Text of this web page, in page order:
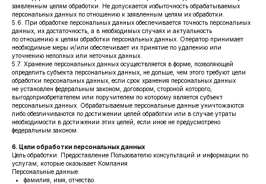
заявленным целям обработки. Не допускается избыточность обрабатываемых
персональных данных по отношению к заявленным целям их обработки.
5.6. При обработке персональных данных обеспечивается точность персональных
данных, их достаточность, а в необходимых случаях и актуальность
по отношению к целям обработки персональных данных. Оператор принимает
необходимые меры и/или обеспечивает их принятие по удалению или
уточнению неполных или неточных данных.
5.7. Хранение персональных данных осуществляется в форме, позволяющей
определить субъекта персональных данных, не дольше, чем этого требуют цели
обработки персональных данных, если срок хранения персональных данных
не установлен федеральным законом, договором, стороной которого,
выгодоприобретателем или поручителем по которому является субъект
персональных данных. Обрабатываемые персональные данные уничтожаются
либо обезличиваются по достижении целей обработки или в случае утраты
необходимости в достижении этих целей, если иное не предусмотрено
федеральным законом.
6. Цели обработки персональных данных
Цель обработки: Предоставление Пользователю консультаций и информации по
услугам, которые оказывает Компания
Персональные данные:
фамилия, имя, отчество